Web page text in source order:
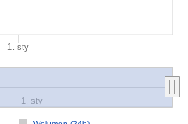
1. sty
1. sty